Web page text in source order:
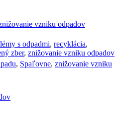
vzniku odpadov
s odpadmi, recyklácia,
zber, znižovanie vzniku odpadov
, Spaľovne, znižovanie vzniku